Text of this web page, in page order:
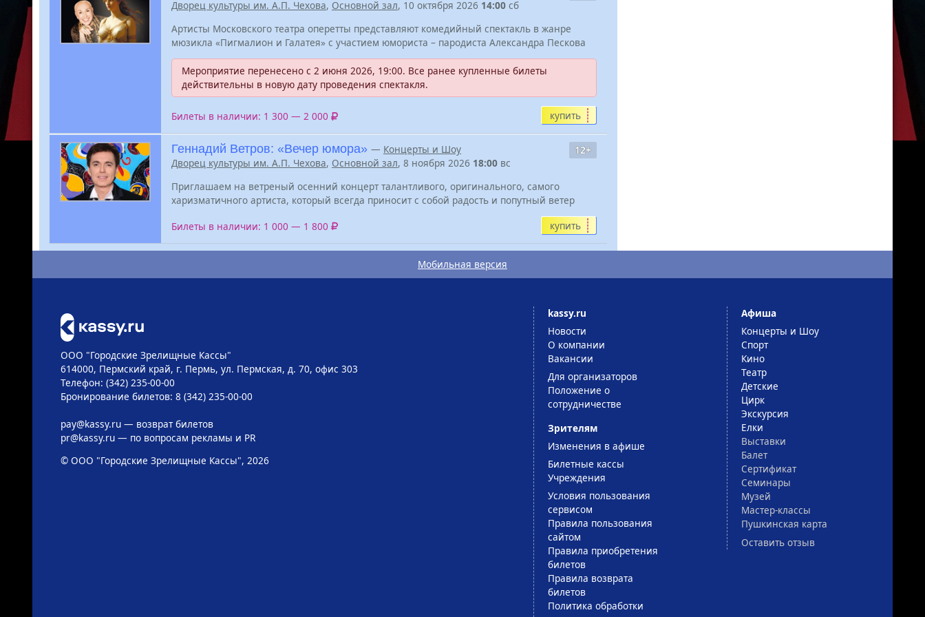
Дворец культуры им. А.П. Чехова, Основной зал, 10 октября 2026 14:00 сб
Артисты Московского театра оперетты представляют комедийный спектакль в жанре
мюзикла «Пигмалион и Галатея» с участием юмориста – пародиста Александра Пескова
Мероприятие перенесено с 2 июня 2026, 19:00. Все ранее купленные билеты
действительны в новую дату проведения спектакля.
Билеты в наличии: 1 300 — 2 000 купить
12+
Геннадий Ветров: «Вечер юмора» — Концерты и Шоу
Дворец культуры им. А.П. Чехова, Основной зал, 8 ноября 2026 18:00 вс
Приглашаем на ветреный осенний концерт талантливого, оригинального, самого
харизматичного артиста, который всегда приносит с собой радость и попутный ветер
Билеты в наличии: 1 000 — 1 800 купить
Мобильная версия
ООО "Городские Зрелищные Кассы"
614000, Пермский край, г. Пермь, ул. Пермская, д. 70, офис 303
Телефон: (342) 235-00-00
Бронирование билетов: 8 (342) 235-00-00
pay@kassy.ru— возврат билетов
pr@kassy.ru— по вопросам рекламы и PR
© ООО "Городские Зрелищные Кассы", 2026
kassy.ru
Новости
О компании
Вакансии
Для организаторов
Положение о
сотрудничестве
Зрителям
Изменения в афише
Билетные кассы
Учреждения
Условия пользования
сервисом
Правила пользования
сайтом
Правила приобретения
билетов
Правила возврата
билетов
Политика обработки
Афиша
Концерты и Шоу
Спорт
Кино
Театр
Детские
Цирк
Экскурсия
Елки
Выставки
Балет
Сертификат
Семинары
Музей
Мастер-классы
Пушкинская карта
Оставить отзыв